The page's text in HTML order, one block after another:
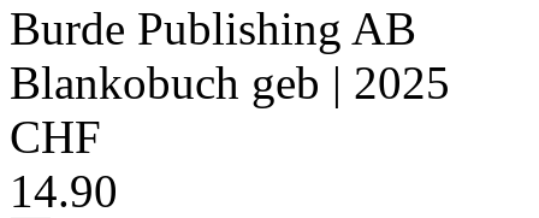
Burde Publishing AB
Blankobuch geb | 2025
CHF
14.90